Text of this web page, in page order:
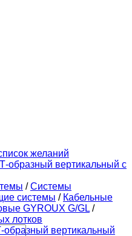
желаний
/ Системы
системы / Кабельные
GYROUX G/GL /
лотков
образный вертикальный